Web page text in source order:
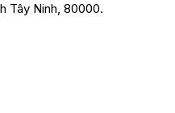
Tây Ninh, 80000.